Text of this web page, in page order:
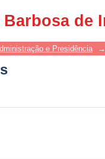
de
e Presidência →